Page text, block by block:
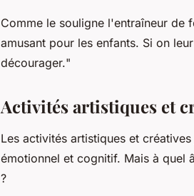
Comme le souligne l'entraîneur de
amusant pour les enfants. Si on
décourager."
Activités artistiques et
Les activités artistiques et
émotionnel et cognitif. Mais à quel
?